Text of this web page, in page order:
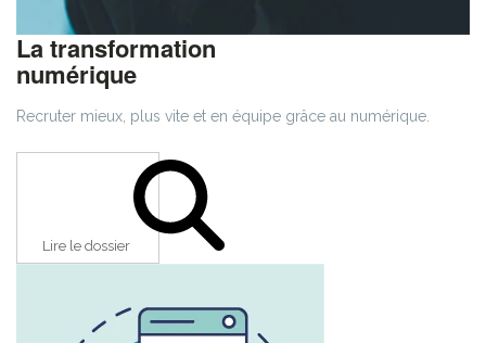
La transformation
numérique
Recruter mieux, plus vite et en équipe grâce au numérique.
Lire le dossier